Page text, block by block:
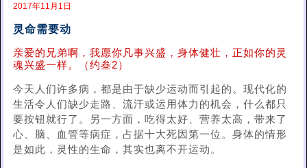
2017年11月1日
灵命需要动
亲爱的兄弟啊，我愿你凡事兴盛，身体健壮，正如你的灵
魂兴盛一样。（约叁2）
今天人们许多病，都是由于缺少运动而引起的。现代化的
生活令人们缺少走路、流汗或运用体力的机会，什么都只
要按钮就行了。另一方面，吃得太好、营养太高，带来了
心、脑、血管等病症，占据十大死因第一位。身体的情形
是如此，灵性的生命，其实也离不开运动。